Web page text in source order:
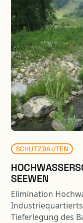
SCHUTZBAUTEN
SEEWEN
Elimination
Tieferlegung des